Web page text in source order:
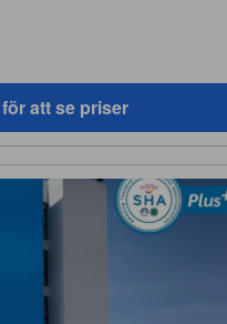
att se priser